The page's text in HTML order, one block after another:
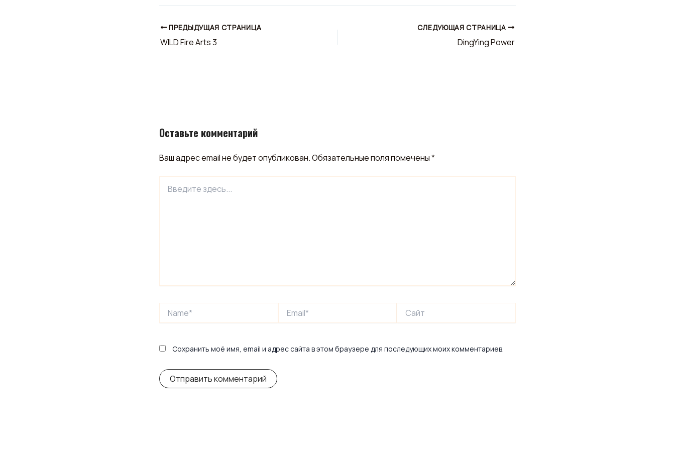
ПРЕДЫДУЩАЯ СТРАНИЦА
WILD Fire Arts 3
СЛЕДУЮЩАЯ СТРАНИЦА
DingYing Power
Оставьте комментарий
Ваш адрес email не будет опубликован.Обязательные поля помечены*
здесь...
Сохранить моё имя, email и адрес сайта в этом браузере для последующих моих комментариев.